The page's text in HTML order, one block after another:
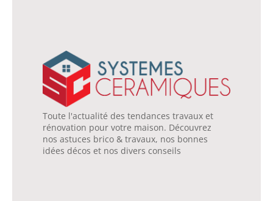
Toute l'actualité des tendances travaux et
rénovation pour votre maison. Découvrez
nos astuces brico & travaux, nos bonnes
idées décos et nos divers conseils